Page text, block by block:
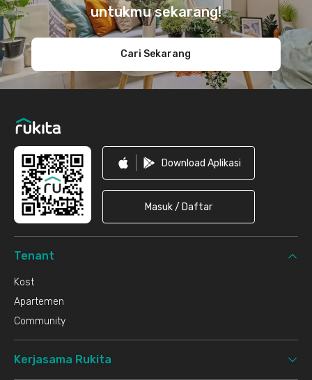
untukmu sekarang!
Cari Sekarang
Download Aplikasi
Masuk / Daftar
Tenant
Kost
Apartemen
Community
Kerjasama Rukita